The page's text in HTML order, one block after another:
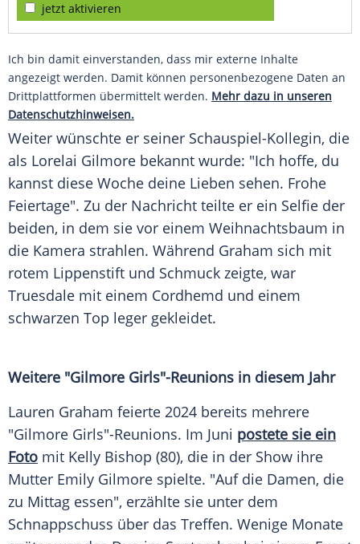
jetzt aktivieren
Ich bin damit einverstanden, dass mir externe Inhalte
angezeigt werden. Damit können personenbezogene Daten an
Drittplattformen übermittelt werden. Mehr dazu in unseren
Datenschutzhinweisen.
Weiter wünschte er seiner Schauspiel-Kollegin, die
als Lorelai Gilmore bekannt wurde: "Ich hoffe, du
kannst diese Woche deine Lieben sehen. Frohe
Feiertage". Zu der Nachricht teilte er ein Selfie der
beiden, in dem sie vor einem Weihnachtsbaum in
die Kamera strahlen. Während Graham sich mit
rotem Lippenstift und Schmuck zeigte, war
Truesdale mit einem Cordhemd und einem
schwarzen Top leger gekleidet.
Weitere "Gilmore Girls"-Reunions in diesem Jahr
Lauren Graham feierte 2024 bereits mehrere
"Gilmore Girls"-Reunions. Im Juni postete sie ein
Foto mit Kelly Bishop (80), die in der Show ihre
Mutter Emily Gilmore spielte. "Auf die Damen, die
zu Mittag essen", erzählte sie unter dem
Schnappschuss über das Treffen. Wenige Monate